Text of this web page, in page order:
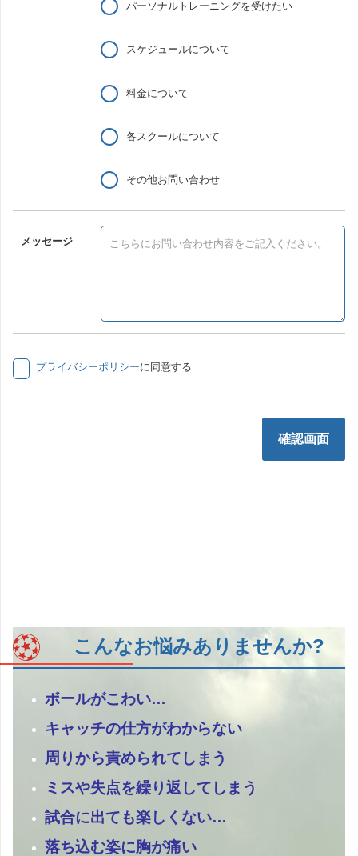
パーソナルトレーニングを受けたい
スケジュールについて
料金について
各スクールについて
その他お問い合わせ
メッセージ
プライバシーポリシーに同意する
確認画面
こんなお悩みありませんか?
ボールがこわい…
キャッチの仕方がわからない
周りから責められてしまう
ミスや失点を繰り返してしまう
試合に出ても楽しくない…
落ち込む姿に胸が痛い